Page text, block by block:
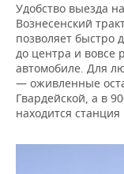
Удобство выезда
Вознесенский
позволяет быстро
до центра и вовсе
автомобиле. Для
— оживленные
Гвардейской, а в
находится